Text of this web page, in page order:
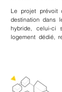
Le projet prévoit
destination dans
hybride, celui-ci
logement dédié,
végétalisation des